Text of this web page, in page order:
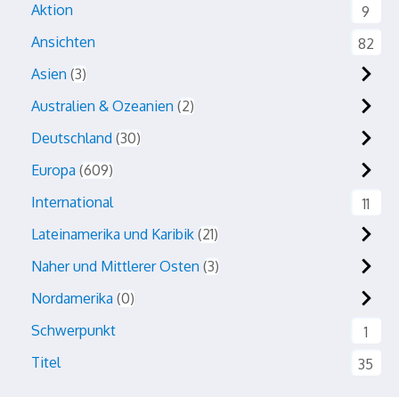
Aktion
9
Ansichten
82
Asien 3
Australien & Ozeanien 2
Deutschland 30
Europa 609
International
11
Lateinamerika und Karibik 21
Naher und Mittlerer Osten 3
Nordamerika 0
Schwerpunkt
1
Titel
35